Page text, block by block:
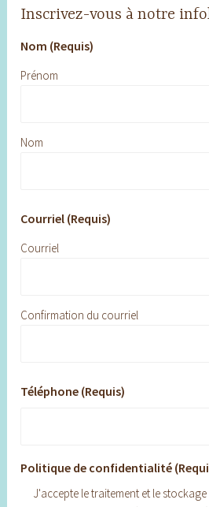
Inscrivez-vous à notre
Nom (Requis)
Prénom
Nom
Courriel (Requis)
Courriel
Confirmation du courriel
Téléphone (Requis)
Politique de confidentialité
J'accepte le traitement et le